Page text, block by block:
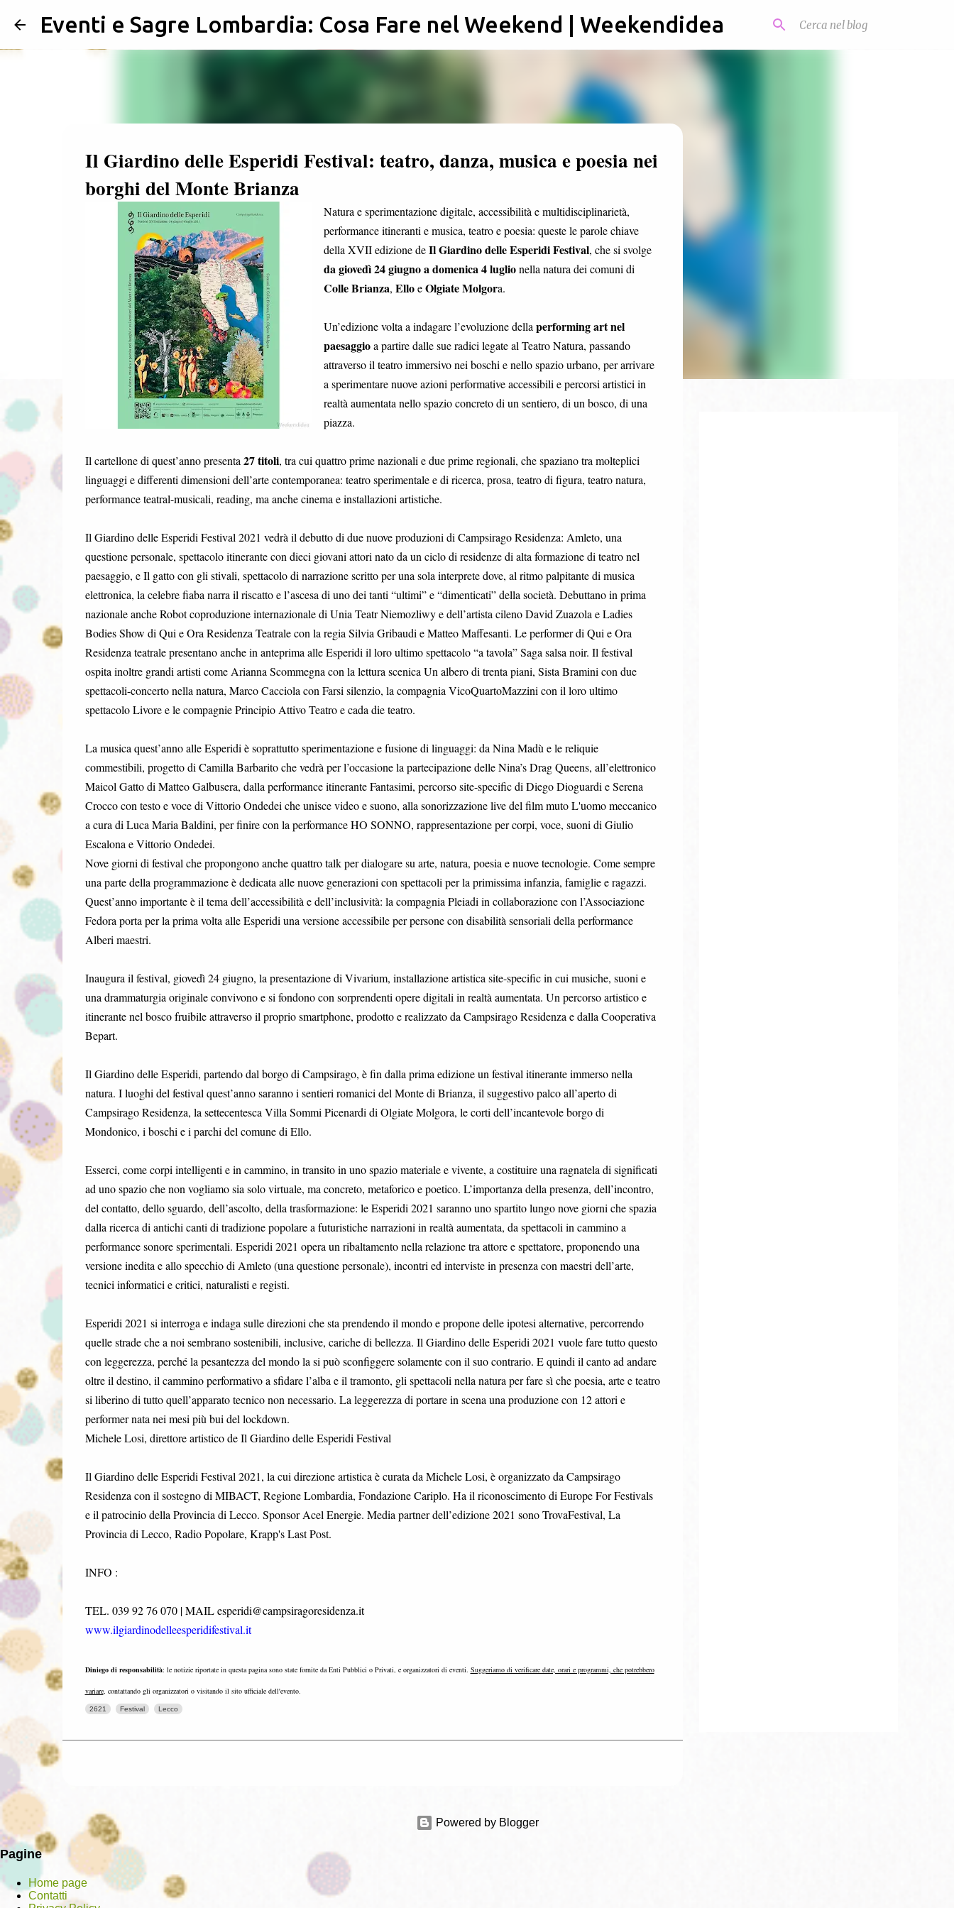
Passa ai contenuti principali
Eventi e Sagre Lombardia: Cosa Fare nel Weekend | Weekendidea
Il Giardino delle Esperidi Festival: teatro, danza, musica e poesia nei
borghi del Monte Brianza
Natura e sperimentazione digitale, accessibilità e multidisciplinarietà,
performance itineranti e musica, teatro e poesia: queste le parole chiave
della XVII edizione deIl Giardino delle Esperidi Festival, che si svolge
da giovedì 24 giugno a domenica 4 luglionella natura dei comuni di
Colle Brianza, ElloeOlgiate Molgora.
Un’edizione volta a indagare l’evoluzione della performing art nel
paesaggioa partire dalle sue radici legate al Teatro Natura, passando
attraverso il teatro immersivo nei boschi e nello spazio urbano, per arrivare
a sperimentare nuove azioni performative accessibili e percorsi artistici in
realtà aumentata nello spazio concreto di un sentiero, di un bosco, di una
piazza.
Il cartellone di quest’anno presenta 27 titoli, tra cui quattro prime nazionali e due prime regionali, che spaziano tra molteplici
linguaggi e differenti dimensioni dell’arte contemporanea: teatro sperimentale e di ricerca, prosa, teatro di figura, teatro natura,
performance teatral-musicali, reading, ma anche cinema e installazioni artistiche.
Il Giardino delle Esperidi Festival 2021 vedrà il debutto di due nuove produzioni di Campsirago Residenza: Amleto, una
questione personale, spettacolo itinerante con dieci giovani attori nato da un ciclo di residenze di alta formazione di teatro nel
paesaggio, e Il gatto con gli stivali, spettacolo di narrazione scritto per una sola interprete dove, al ritmo palpitante di musica
elettronica, la celebre fiaba narra il riscatto e l’ascesa di uno dei tanti “ultimi” e “dimenticati” della società. Debuttano in prima
nazionale anche Robot coproduzione internazionale di Unia Teatr Niemozliwy e dell’artista cileno David Zuazola e Ladies
Bodies Show di Qui e Ora Residenza Teatrale con la regia Silvia Gribaudi e Matteo Maffesanti. Le performer di Qui e Ora
Residenza teatrale presentano anche in anteprima alle Esperidi il loro ultimo spettacolo “a tavola” Saga salsa noir. Il festival
ospita inoltre grandi artisti come Arianna Scommegna con la lettura scenica Un albero di trenta piani, Sista Bramini con due
spettacoli-concerto nella natura, Marco Cacciola con Farsi silenzio, la compagnia VicoQuartoMazzini con il loro ultimo
spettacolo Livore e le compagnie Principio Attivo Teatro e cada die teatro.
La musica quest’anno alle Esperidi è soprattutto sperimentazione e fusione di linguaggi: da Nina Madù e le reliquie
commestibili, progetto di Camilla Barbarito che vedrà per l’occasione la partecipazione delle Nina’s Drag Queens, all’elettronico
Maicol Gatto di Matteo Galbusera, dalla performance itinerante Fantasimi, percorso site-specific di Diego Dioguardi e Serena
Crocco con testo e voce di Vittorio Ondedei che unisce video e suono, alla sonorizzazione live del film muto L'uomo meccanico
a cura di Luca Maria Baldini, per finire con la performance HO SONNO, rappresentazione per corpi, voce, suoni di Giulio
Escalona e Vittorio Ondedei.
Nove giorni di festival che propongono anche quattro talk per dialogare su arte, natura, poesia e nuove tecnologie. Come sempre
una parte della programmazione è dedicata alle nuove generazioni con spettacoli per la primissima infanzia, famiglie e ragazzi.
Quest’anno importante è il tema dell’accessibilità e dell’inclusività: la compagnia Pleiadi in collaborazione con l’Associazione
Fedora porta per la prima volta alle Esperidi una versione accessibile per persone con disabilità sensoriali della performance
Alberi maestri.
Inaugura il festival, giovedì 24 giugno, la presentazione di Vivarium, installazione artistica site-specific in cui musiche, suoni e
una drammaturgia originale convivono e si fondono con sorprendenti opere digitali in realtà aumentata. Un percorso artistico e
itinerante nel bosco fruibile attraverso il proprio smartphone, prodotto e realizzato da Campsirago Residenza e dalla Cooperativa
Bepart.
Il Giardino delle Esperidi, partendo dal borgo di Campsirago, è fin dalla prima edizione un festival itinerante immerso nella
natura. I luoghi del festival quest’anno saranno i sentieri romanici del Monte di Brianza, il suggestivo palco all’aperto di
Campsirago Residenza, la settecentesca Villa Sommi Picenardi di Olgiate Molgora, le corti dell’incantevole borgo di
Mondonico, i boschi e i parchi del comune di Ello.
Esserci, come corpi intelligenti e in cammino, in transito in uno spazio materiale e vivente, a costituire una ragnatela di significati
ad uno spazio che non vogliamo sia solo virtuale, ma concreto, metaforico e poetico. L’importanza della presenza, dell’incontro,
del contatto, dello sguardo, dell’ascolto, della trasformazione: le Esperidi 2021 saranno uno spartito lungo nove giorni che spazia
dalla ricerca di antichi canti di tradizione popolare a futuristiche narrazioni in realtà aumentata, da spettacoli in cammino a
performance sonore sperimentali. Esperidi 2021 opera un ribaltamento nella relazione tra attore e spettatore, proponendo una
versione inedita e allo specchio di Amleto (una questione personale), incontri ed interviste in presenza con maestri dell’arte,
tecnici informatici e critici, naturalisti e registi.
Esperidi 2021 si interroga e indaga sulle direzioni che sta prendendo il mondo e propone delle ipotesi alternative, percorrendo
quelle strade che a noi sembrano sostenibili, inclusive, cariche di bellezza. Il Giardino delle Esperidi 2021 vuole fare tutto questo
con leggerezza, perché la pesantezza del mondo la si può sconfiggere solamente con il suo contrario. E quindi il canto ad andare
oltre il destino, il cammino performativo a sfidare l’alba e il tramonto, gli spettacoli nella natura per fare sì che poesia, arte e teatro
si liberino di tutto quell’apparato tecnico non necessario. La leggerezza di portare in scena una produzione con 12 attori e
performer nata nei mesi più bui del lockdown.
Michele Losi, direttore artistico de Il Giardino delle Esperidi Festival
Il Giardino delle Esperidi Festival 2021, la cui direzione artistica è curata da Michele Losi, è organizzato da Campsirago
Residenza con il sostegno di MIBACT, Regione Lombardia, Fondazione Cariplo. Ha il riconoscimento di Europe For Festivals
e il patrocinio della Provincia di Lecco. Sponsor Acel Energie. Media partner dell’edizione 2021 sono TrovaFestival, La
Provincia di Lecco, Radio Popolare, Krapp's Last Post.
INFO :
TEL. 039 92 76 070 | MAIL esperidi@campsiragoresidenza.it
www.ilgiardinodelleesperidifestival.it
Diniego di responsabilità: le notizie riportate in questa pagina sono state fornite da Enti Pubblici o Privati, e organizzatori di eventi. Suggeriamo di verificare date, orari e programmi, che potrebbero
variare, contattando gli organizzatori o visitando il sito ufficiale dell'evento.
2621 Festival Lecco
Powered by Blogger
Pagine
Home page
Contatti